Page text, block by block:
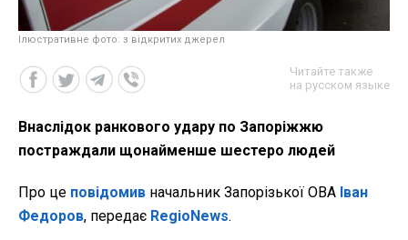
Ілюстративне фото: з відкритих джерел
Читайте также
на русском языке
Внаслідок ранкового удару по Запоріжжю
постраждали щонайменше шестеро людей
Про це повідомив начальник Запорізької ОВА Іван
Федоров, передає RegioNews.